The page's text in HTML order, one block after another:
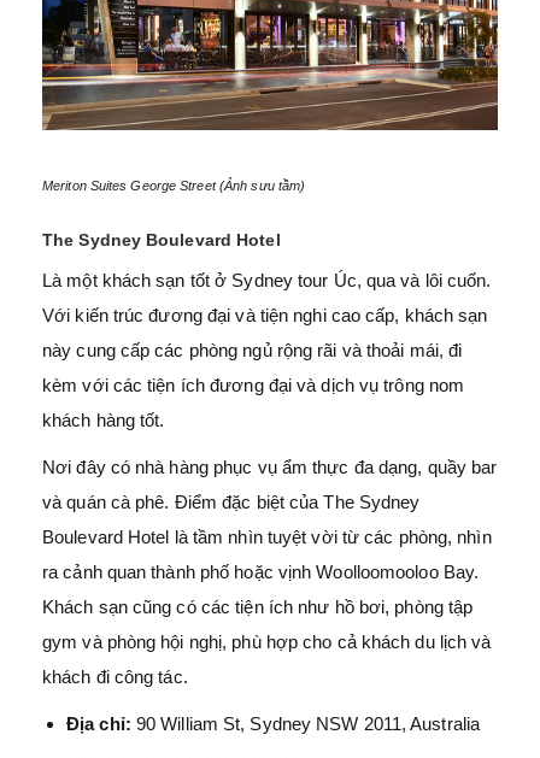
Meriton Suites George Street (Ảnh sưu tầm)
The Sydney Boulevard Hotel
Là một khách sạn tốt ở Sydney tour Úc, qua và lôi cuốn.
Với kiến trúc đương đại và tiện nghi cao cấp, khách sạn
này cung cấp các phòng ngủ rộng rãi và thoải mái, đi
kèm với các tiện ích đương đại và dịch vụ trông nom
khách hàng tốt.
Nơi đây có nhà hàng phục vụ ẩm thực đa dạng, quầy bar
và quán cà phê. Điểm đặc biệt của The Sydney
Boulevard Hotel là tầm nhìn tuyệt vời từ các phòng, nhìn
ra cảnh quan thành phố hoặc vịnh Woolloomooloo Bay.
Khách sạn cũng có các tiện ích như hồ bơi, phòng tập
gym và phòng hội nghị, phù hợp cho cả khách du lịch và
khách đi công tác.
Địa chỉ: 90 William St, Sydney NSW 2011, Australia